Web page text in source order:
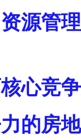
源管
心竞
的房